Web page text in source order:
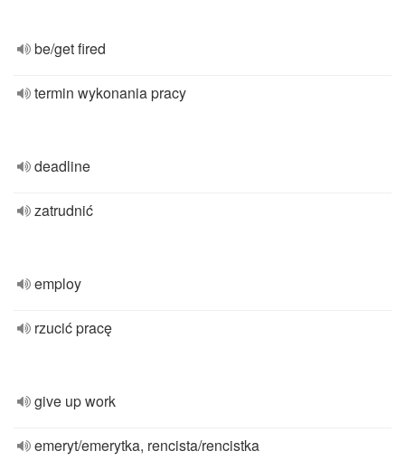
be/get fired
termin wykonania pracy
deadline
zatrudnić
employ
rzucić pracę
give up work
emeryt/emerytka, rencista/rencistka